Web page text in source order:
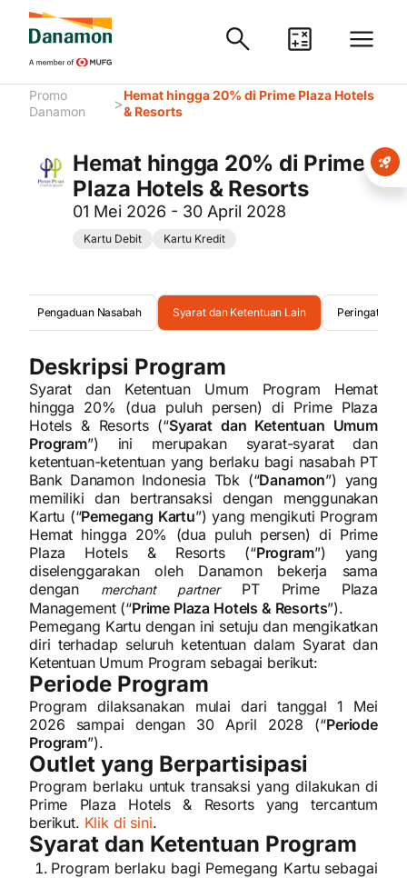
Promo
Danamon
>Hemat hingga 20% di Prime Plaza Hotels
& Resorts
Hemat hingga 20% di Prime
Plaza Hotels & Resorts
01 Mei 2026 - 30 April 2028
Kartu Debit Kartu Kredit
Pengaduan Nasabah Syarat dan Ketentuan Lain Peringatan
Deskripsi Program
Syarat dan Ketentuan Umum Program Hemat
hingga 20% (dua puluh persen) di Prime Plaza
Hotels & Resorts (“Syarat dan Ketentuan Umum
Program”) ini merupakan syarat-syarat dan
ketentuan-ketentuan yang berlaku bagi nasabah PT
Bank Danamon Indonesia Tbk (“Danamon”) yang
memiliki dan bertransaksi dengan menggunakan
Kartu (“Pemegang Kartu”) yang mengikuti Program
Hemat hingga 20% (dua puluh persen) di Prime
Plaza Hotels & Resorts (“Program”) yang
diselenggarakan oleh Danamon bekerja sama
dengan
merchant partnerPT Prime Plaza
Management (“Prime Plaza Hotels & Resorts”).
Pemegang Kartu dengan ini setuju dan mengikatkan
diri terhadap seluruh ketentuan dalam Syarat dan
Ketentuan Umum Program sebagai berikut:
Periode Program
Program dilaksanakan mulai dari tanggal 1 Mei
2026 sampai dengan 30 April 2028 (“Periode
Program”).
Outlet yang Berpartisipasi
Program berlaku untuk transaksi yang dilakukan di
Prime Plaza Hotels & Resorts yang tercantum
berikut. Klik di sini.
Syarat dan Ketentuan Program
Program berlaku bagi Pemegang Kartu sebagai